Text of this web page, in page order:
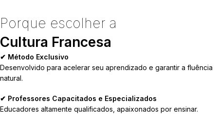
Porque escolher a
Cultura Francesa
✔ Método Exclusivo
Desenvolvido para acelerar seu aprendizado e garantir a fluência
natural.
✔ Professores Capacitados e Especializados
Educadores altamente qualificados, apaixonados por ensinar.